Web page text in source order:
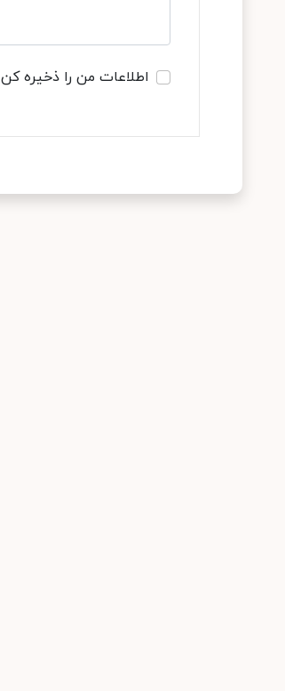
اطلاعات من را ذخیره کن